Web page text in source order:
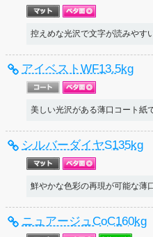
控えめな光沢で文字が読みやす
アイベストWF13.5kg
美しい光沢がある薄口コート紙
シルバーダイヤS135kg
鮮やかな色彩の再現が可能な薄
ニュアージュCoC160kg